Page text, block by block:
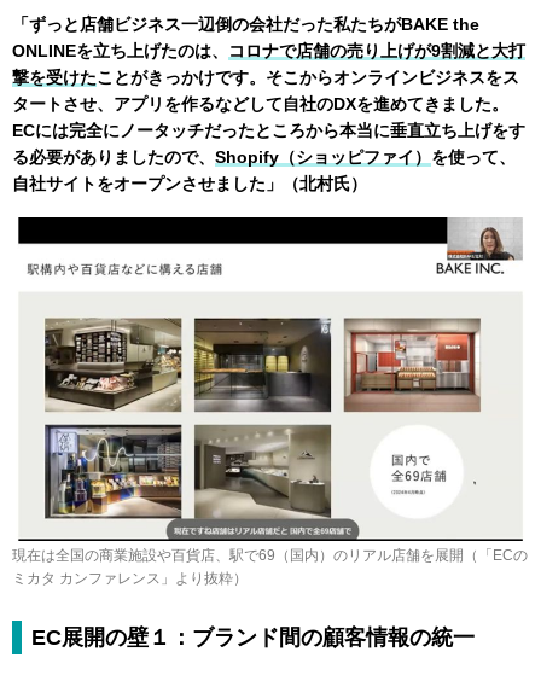
「ずっと店舗ビジネス一辺倒の会社だった私たちがBAKE the
ONLINEを立ち上げたのは、
コロナで店舗の売り上げが9割減と大打
撃を受けたことがきっかけです。そこからオンラインビジネスをス
タートさせ、アプリを作るなどして自社のDXを進めてきました。
ECには完全にノータッチだったところから本当に垂直立ち上げをす
る必要がありましたので、 Shopify（ショッピファイ） を使って、
自社サイトをオープンさせました」（北村氏）
現在は全国の商業施設や百貨店、駅で69（国内）のリアル店舗を展開（「ECの
ミカタ カンファレンス」より抜粋）
EC展開の壁１：ブランド間の顧客情報の統一